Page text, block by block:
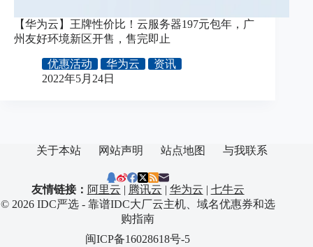
【华为云】王牌性价比！云服务器197元包年，广
州友好环境新区开售，售完即止
优惠活动 华为云
资讯
2022年5月24日
关于本站 网站声明 站点地图 与我联系
友情链接： 阿里云 | 腾讯云 | 华为云 | 七牛云
© 2026 IDC严选 - 靠谱IDC大厂云主机、域名优惠券和选
购指南
闽ICP备16028618号-5